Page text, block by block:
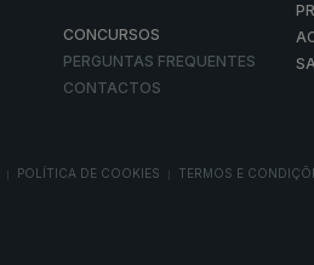
CONCURSOS
PERGUNTAS FREQUENTES
CONTACTOS
POLÍTICA DE COOKIES TERMOS E